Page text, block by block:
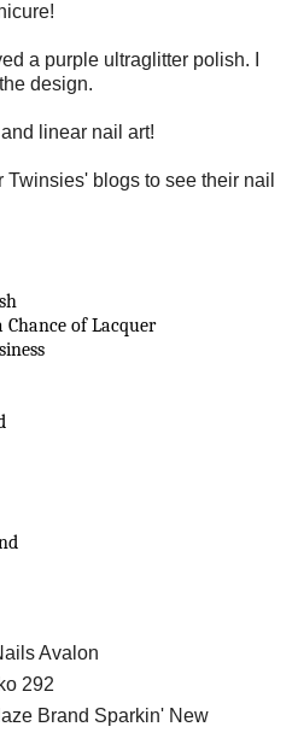
a purple ultraglitter polish. I
design.
linear nail art!
Twinsies' blogs to see their nail
of Lacquer
Avalon
292
Brand Sparkin' New